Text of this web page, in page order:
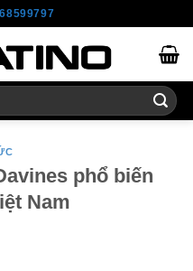
phổ biến
Nam